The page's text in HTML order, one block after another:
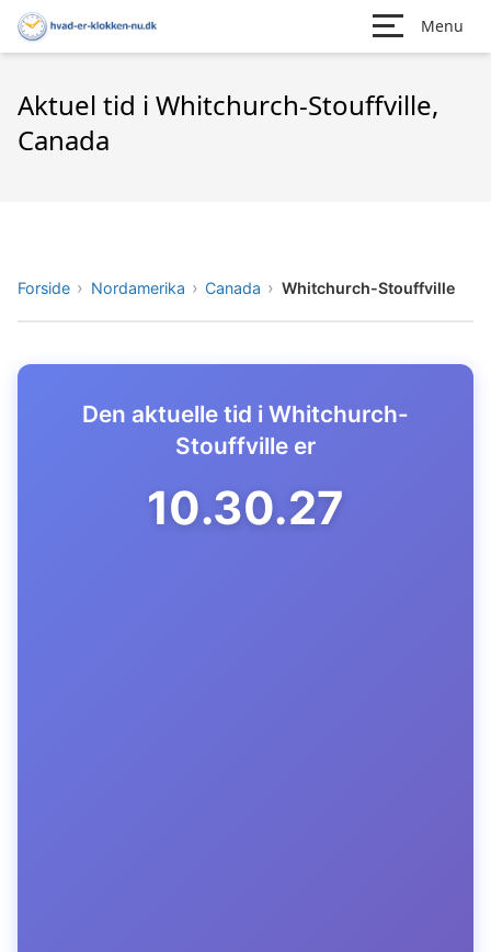
Menu
Aktuel tid i Whitchurch-Stouffville,
Canada
Forside Nordamerika Canada Whitchurch-Stouffville
Den aktuelle tid i Whitchurch-
Stouffville er
10.30.28